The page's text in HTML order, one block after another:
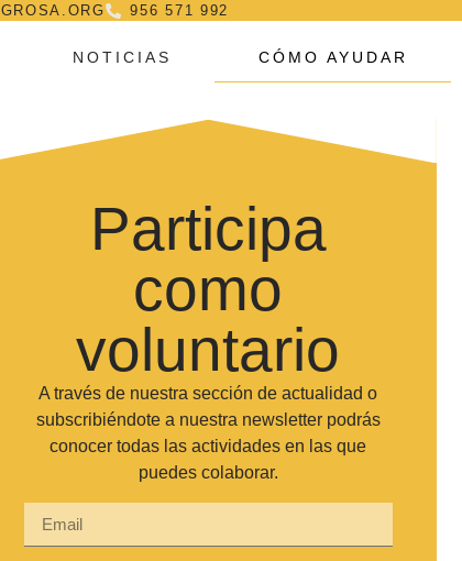
956 571 992
NOTICIAS CÓMO AYUDAR
Participa
como
voluntario
A través de nuestra sección de actualidad o
subscribiéndote a nuestra newsletter podrás
conocer todas las actividades en las que
puedes colaborar.